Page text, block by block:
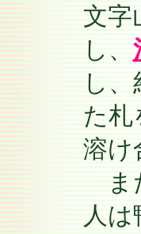
文字
し、
し
た札
溶け
ま
人